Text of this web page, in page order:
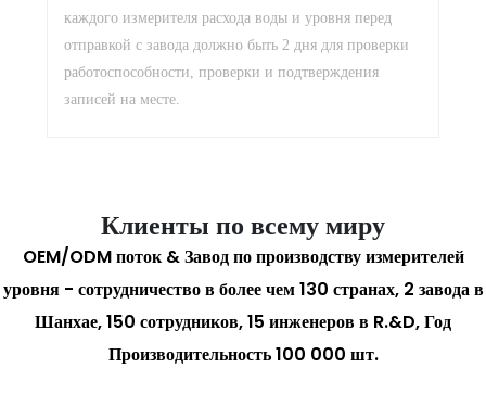
каждого измерителя расхода воды и уровня перед
отправкой с завода должно быть 2 дня для проверки
работоспособности, проверки и подтверждения
записей на месте.
Клиенты по всему миру
OEM/ODM поток & Завод по производству измерителей
уровня - сотрудничество в более чем 130 странах, 2 завода в
Шанхае, 150 сотрудников, 15 инженеров в R.&D, Год
Производительность 100 000 шт.